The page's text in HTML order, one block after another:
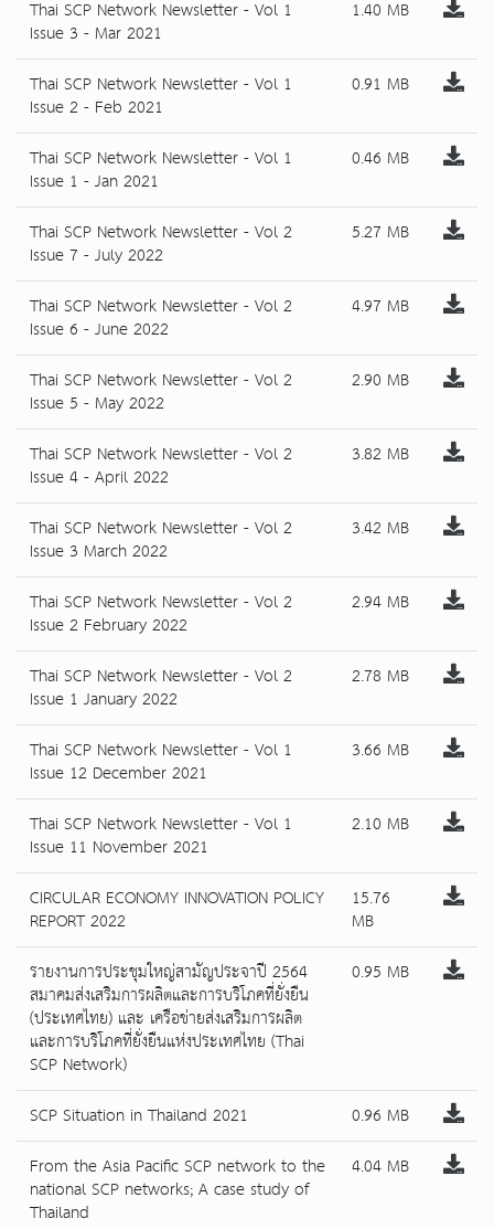
Thai SCP Network Newsletter - Vol 1
Issue 3 - Mar 2021
1.40 MB
Thai SCP Network Newsletter - Vol 1
Issue 2 - Feb 2021
0.91 MB
Thai SCP Network Newsletter - Vol 1
Issue 1 - Jan 2021
0.46 MB
Thai SCP Network Newsletter - Vol 2
Issue 7 - July 2022
5.27 MB
Thai SCP Network Newsletter - Vol 2
Issue 6 - June 2022
4.97 MB
Thai SCP Network Newsletter - Vol 2
Issue 5 - May 2022
2.90 MB
Thai SCP Network Newsletter - Vol 2
Issue 4 - April 2022
3.82 MB
Thai SCP Network Newsletter - Vol 2
Issue 3 March 2022
3.42 MB
Thai SCP Network Newsletter - Vol 2
Issue 2 February 2022
2.94 MB
Thai SCP Network Newsletter - Vol 2
Issue 1 January 2022
2.78 MB
Thai SCP Network Newsletter - Vol 1
Issue 12 December 2021
3.66 MB
Thai SCP Network Newsletter - Vol 1
Issue 11 November 2021
2.10 MB
CIRCULAR ECONOMY INNOVATION POLICY
REPORT 2022
15.76
MB
รายงานการประชุมใหญ่สามัญประจาปี 2564
สมาคมส่งเสริมการผลิตและการบริโภคที่ยั่งยืน
(ประเทศไทย) และ เครือข่ายส่งเสริมการผลิต
และการบริโภคที่ยั่งยืนแห่งประเทศไทย (Thai
SCP Network)
0.95 MB
SCP Situation in Thailand 2021
0.96 MB
From the Asia Pacific SCP network to the
national SCP networks; A case study of
Thailand
4.04 MB